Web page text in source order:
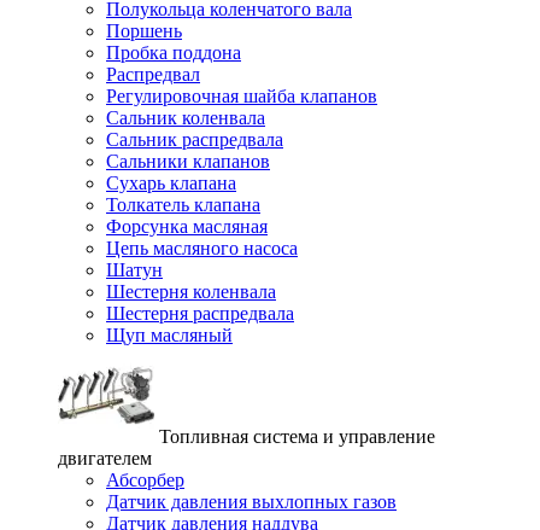
Полукольца коленчатого вала
Поршень
Пробка поддона
Распредвал
Регулировочная шайба клапанов
Сальник коленвала
Сальник распредвала
Сальники клапанов
Сухарь клапана
Толкатель клапана
Форсунка масляная
Цепь масляного насоса
Шатун
Шестерня коленвала
Шестерня распредвала
Щуп масляный
Топливная система и управление
двигателем
Абсорбер
Датчик давления выхлопных газов
Датчик давления наддува